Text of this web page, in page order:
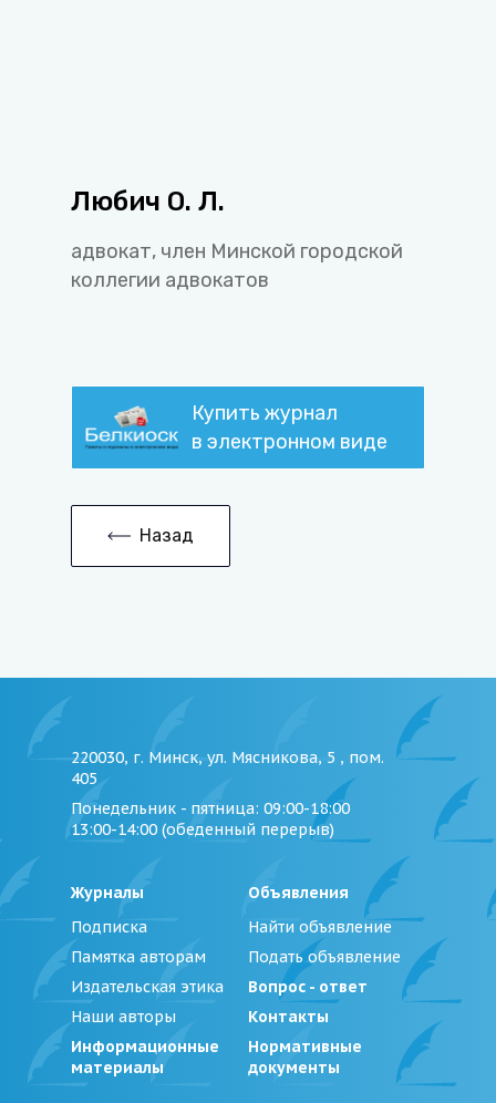
Любич О. Л.
адвокат, член Минской городской
коллегии адвокатов
Купить журнал
в электронном виде
Назад
220030, г. Минск, ул. Мясникова, 5 , пом.
405
Понедельник - пятница: 09:00-18:00
13:00-14:00 (обеденный перерыв)
Журналы
Подписка
Памятка авторам
Издательская этика
Наши авторы
Информационные
материалы
Объявления
Найти объявление
Подать объявление
Вопрос - ответ
Контакты
Нормативные
документы